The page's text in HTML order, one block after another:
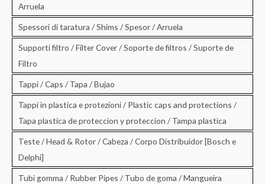
Arruela
Spessori di taratura / Shims / Spesor / Arruela
Supporti filtro / Filter Cover / Soporte de filtros / Suporte de
Filtro
Tappi / Caps / Tapa / Bujao
Tappi in plastica e protezioni / Plastic caps and protections /
Tapa plastica de proteccion y proteccion / Tampa plastica
Teste / Head & Rotor / Cabeza / Corpo Distribuidor [Bosch e
Delphi]
Tubi gomma / Rubber Pipes / Tubo de goma / Mangueira